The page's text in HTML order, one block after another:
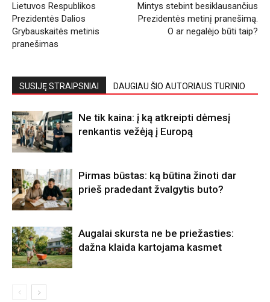
Lietuvos Respublikos
Prezidentės Dalios
Grybauskaitės metinis
pranešimas
Mintys stebint besiklausančius
Prezidentės metinį pranešimą.
O ar negalėjo būti taip?
SUSIJĘ STRAIPSNIAI DAUGIAU ŠIO AUTORIAUS TURINIO
Ne tik kaina: į ką atkreipti dėmesį
renkantis vežėją į Europą
Pirmas būstas: ką būtina žinoti dar
prieš pradedant žvalgytis buto?
Augalai skursta ne be priežasties:
dažna klaida kartojama kasmet